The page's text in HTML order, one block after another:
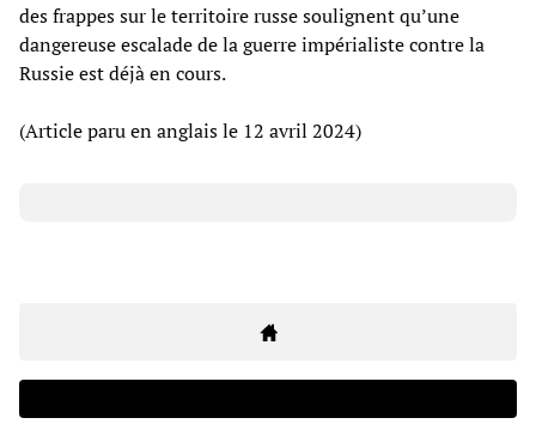
des frappes sur le territoire russe soulignent qu’une
dangereuse escalade de la guerre impérialiste contre la
Russie est déjà en cours.
(Article paru en anglais le 12 avril 2024)